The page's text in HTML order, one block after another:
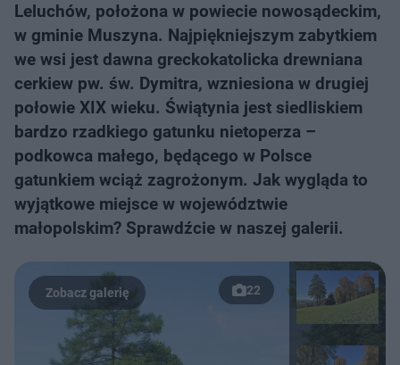
Leluchów, położona w powiecie nowosądeckim,
w gminie Muszyna. Najpiękniejszym zabytkiem
we wsi jest dawna greckokatolicka drewniana
cerkiew pw. św. Dymitra, wzniesiona w drugiej
połowie XIX wieku. Świątynia jest siedliskiem
bardzo rzadkiego gatunku nietoperza –
podkowca małego, będącego w Polsce
gatunkiem wciąż zagrożonym. Jak wygląda to
wyjątkowe miejsce w województwie
małopolskim? Sprawdźcie w naszej galerii.
22